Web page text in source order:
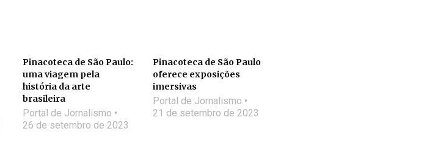
Pinacoteca de São Paulo:
uma viagem pela
história da arte
brasileira
Portal de Jornalismo
26 de setembro de 2023
Pinacoteca de São Paulo
oferece exposições
imersivas
Portal de Jornalismo
21 de setembro de 2023